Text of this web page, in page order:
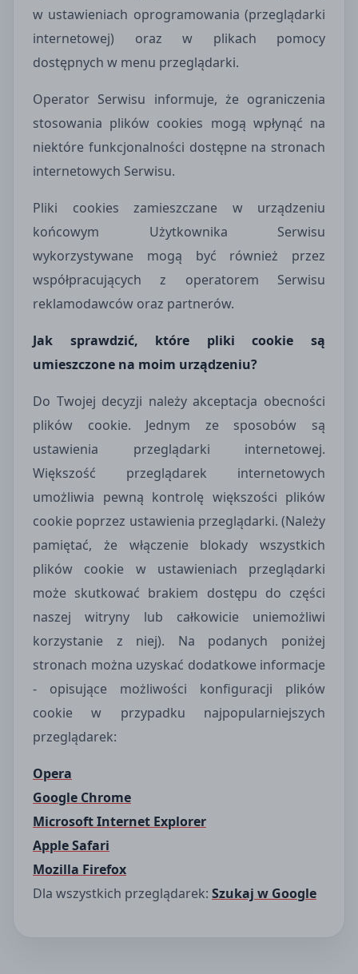
w ustawieniach oprogramowania (przeglądarki
internetowej) oraz w plikach pomocy
dostępnych w menu przeglądarki.
Operator Serwisu informuje, że ograniczenia
stosowania plików cookies mogą wpłynąć na
niektóre funkcjonalności dostępne na stronach
internetowych Serwisu.
Pliki cookies zamieszczane w urządzeniu
końcowym Użytkownika Serwisu
wykorzystywane mogą być również przez
współpracujących z operatorem Serwisu
reklamodawców oraz partnerów.
Jak sprawdzić, które pliki cookie są
umieszczone na moim urządzeniu?
Do Twojej decyzji należy akceptacja obecności
plików cookie. Jednym ze sposobów są
ustawienia przeglądarki internetowej.
Większość przeglądarek internetowych
umożliwia pewną kontrolę większości plików
cookie poprzez ustawienia przeglądarki. (Należy
pamiętać, że włączenie blokady wszystkich
plików cookie w ustawieniach przeglądarki
może skutkować brakiem dostępu do części
naszej witryny lub całkowicie uniemożliwi
korzystanie z niej). Na podanych poniżej
stronach można uzyskać dodatkowe informacje
- opisujące możliwości konfiguracji plików
cookie w przypadku najpopularniejszych
przeglądarek:
Opera
Google Chrome
Microsoft Internet Explorer
Apple Safari
Mozilla Firefox
Dla wszystkich przeglądarek: Szukaj w Google